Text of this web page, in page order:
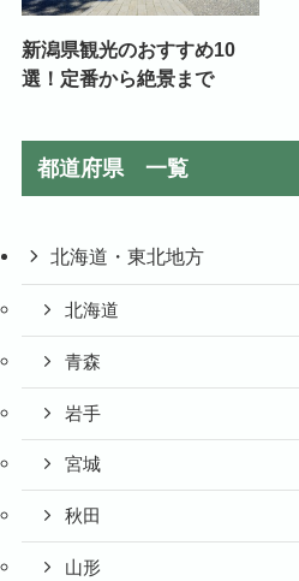
新潟県観光のおすすめ10
選！定番から絶景まで
都道府県 一覧
北海道・東北地方
北海道
青森
岩手
宮城
秋田
山形